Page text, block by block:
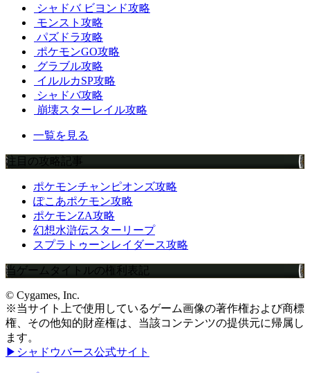
シャドバ ビヨンド攻略
モンスト攻略
パズドラ攻略
ポケモンGO攻略
グラブル攻略
イルルカSP攻略
シャドバ攻略
崩壊スターレイル攻略
一覧を見る
注目の攻略記事
ポケモンチャンピオンズ攻略
ぽこあポケモン攻略
ポケモンZA攻略
幻想水滸伝スターリープ
スプラトゥーンレイダース攻略
当ゲームタイトルの権利表記
© Cygames, Inc.
※当サイト上で使用しているゲーム画像の著作権および商標
権、その他知的財産権は、当該コンテンツの提供元に帰属し
ます。
▶シャドウバース公式サイト